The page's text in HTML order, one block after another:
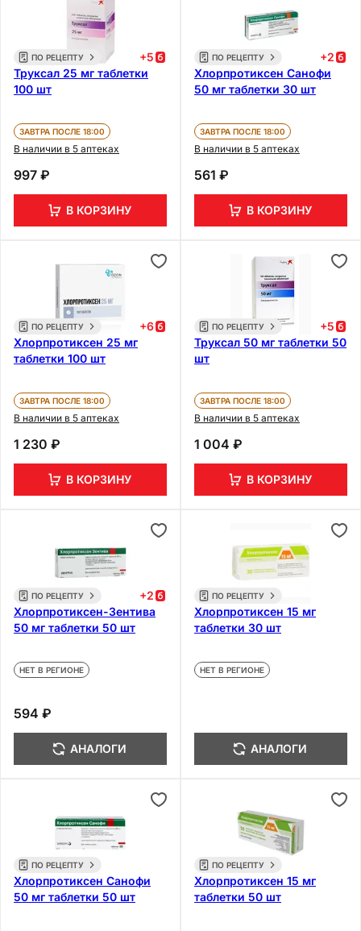
ПО РЕЦЕПТУ +5
Труксал 25 мг таблетки
100 шт
ЗАВТРА ПОСЛЕ 18:00
В наличии в 5 аптеках
997 ₽
В КОРЗИНУ
ПО РЕЦЕПТУ +2
Хлорпротиксен Санофи
50 мг таблетки 30 шт
ЗАВТРА ПОСЛЕ 18:00
В наличии в 5 аптеках
561 ₽
В КОРЗИНУ
ПО РЕЦЕПТУ +6
Хлорпротиксен 25 мг
таблетки 100 шт
ЗАВТРА ПОСЛЕ 18:00
В наличии в 5 аптеках
1 230 ₽
В КОРЗИНУ
ПО РЕЦЕПТУ +5
Труксал 50 мг таблетки 50
шт
ЗАВТРА ПОСЛЕ 18:00
В наличии в 5 аптеках
1 004 ₽
В КОРЗИНУ
ПО РЕЦЕПТУ +2
Хлорпротиксен-Зентива
50 мг таблетки 50 шт
НЕТ В РЕГИОНЕ
594 ₽
АНАЛОГИ
ПО РЕЦЕПТУ
Хлорпротиксен 15 мг
таблетки 30 шт
НЕТ В РЕГИОНЕ
АНАЛОГИ
ПО РЕЦЕПТУ
Хлорпротиксен Санофи
50 мг таблетки 50 шт
ПО РЕЦЕПТУ
Хлорпротиксен 15 мг
таблетки 50 шт